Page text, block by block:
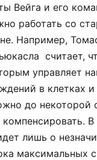
Вейга и его
работать со
Например,
считает,
управляет
в клетках и
до некоторой
лишь о
максимальных